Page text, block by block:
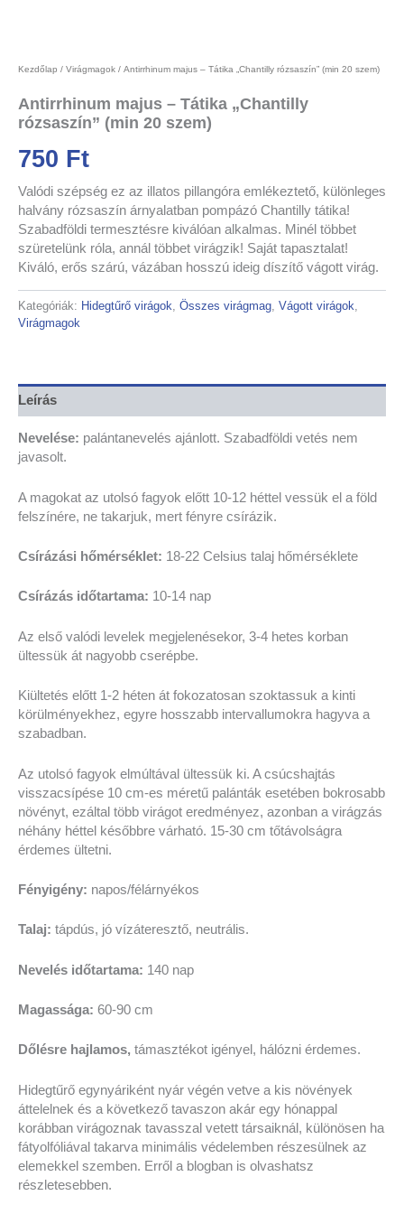
Kezdőlap / Virágmagok / Antirrhinum majus – Tátika „Chantilly rózsaszín” (min 20 szem)
Antirrhinum majus – Tátika „Chantilly
rózsaszín” (min 20 szem)
750 Ft
Valódi szépség ez az illatos pillangóra emlékeztető, különleges
halvány rózsaszín árnyalatban pompázó Chantilly tátika!
Szabadföldi termesztésre kiválóan alkalmas. Minél többet
szüretelünk róla, annál többet virágzik! Saját tapasztalat!
Kiváló, erős szárú, vázában hosszú ideig díszítő vágott virág.
Kategóriák: Hidegtűrő virágok Összes virágmag Vágott virágok
Virágmagok
Leírás
Nevelése: palántanevelés ajánlott. Szabadföldi vetés nem
javasolt.
A magokat az utolsó fagyok előtt 10-12 héttel vessük el a föld
felszínére, ne takarjuk, mert fényre csírázik.
Csírázási hőmérséklet: 18-22 Celsius talaj hőmérséklete
Csírázás időtartama: 10-14 nap
Az első valódi levelek megjelenésekor, 3-4 hetes korban
ültessük át nagyobb cserépbe.
Kiültetés előtt 1-2 héten át fokozatosan szoktassuk a kinti
körülményekhez, egyre hosszabb intervallumokra hagyva a
szabadban.
Az utolsó fagyok elmúltával ültessük ki. A csúcshajtás
visszacsípése 10 cm-es méretű palánták esetében bokrosabb
növényt, ezáltal több virágot eredményez, azonban a virágzás
néhány héttel későbbre várható. 15-30 cm tőtávolságra
érdemes ültetni.
Fényigény: napos/félárnyékos
Talaj: tápdús, jó vízáteresztő, neutrális.
Nevelés időtartama: 140 nap
Magassága: 60-90 cm
Dőlésre hajlamos, támasztékot igényel, hálózni érdemes.
Hidegtűrő egynyáriként nyár végén vetve a kis növények
áttelelnek és a következő tavaszon akár egy hónappal
korábban virágoznak tavasszal vetett társaiknál, különösen ha
fátyolfóliával takarva minimális védelemben részesülnek az
elemekkel szemben. Erről a blogban is olvashatsz
részletesebben.